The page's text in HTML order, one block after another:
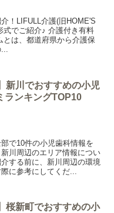
！LIFULL介護(旧HOME'S
式でご紹介♪ 介護付き有料
とは、都道府県から介護保
新川でおすすめの小児
ランキングTOP10
で10件の小児歯科情報を
川周辺のエリア情報につい
する前に、新川周辺の環境
に参考にしてくだ...
桜新町でおすすめの小